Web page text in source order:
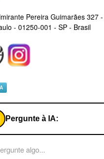
Pereira Guimarães 327
- 01250-001 - SP - Brasil
Pergunte à IA: